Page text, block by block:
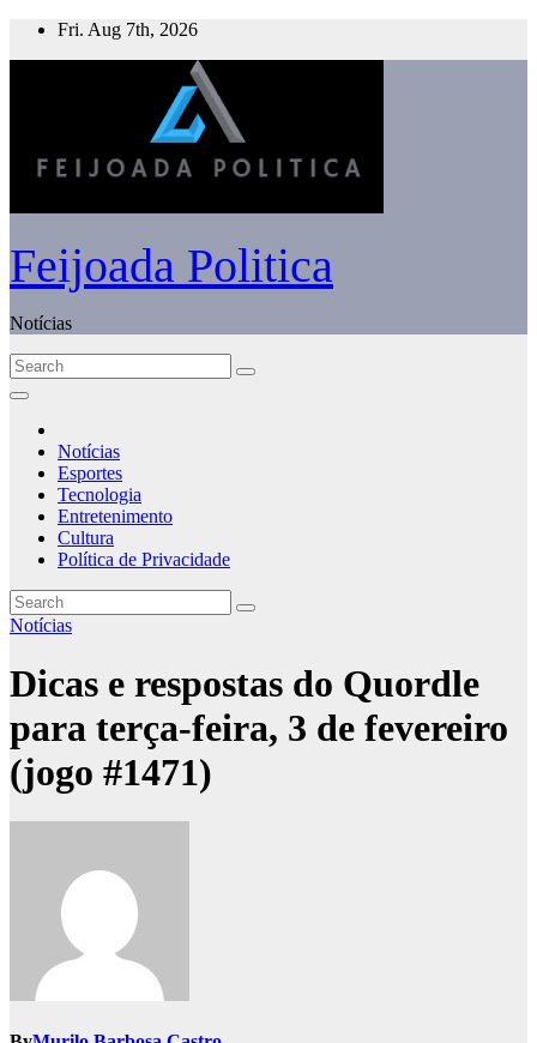
Skip
Fri. Aug 7th, 2026
Feijoada Politica
Notícias
Notícias
Esportes
Tecnologia
Entretenimento
Cultura
Política de Privacidade
Notícias
Dicas e respostas do Quordle
para terça-feira, 3 de fevereiro
(jogo #1471)